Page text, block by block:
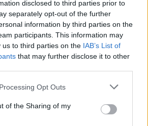
disclosed to third parties prior to
separately opt-out of the further
information by third parties on the
participants. This information may
us to third parties on the IAB’s List of
that may further disclose it to other
Opt Outs
of the Sharing of my
par lettres.
les lettres du
puzzle:
Recherche